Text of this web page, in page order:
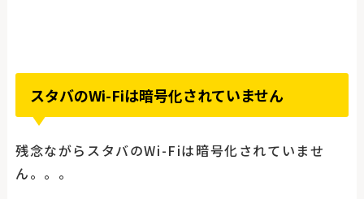
スタバのWi-Fiは暗号化されていません
残念ながらスタバのWi-Fiは暗号化されていませ
ん。。。